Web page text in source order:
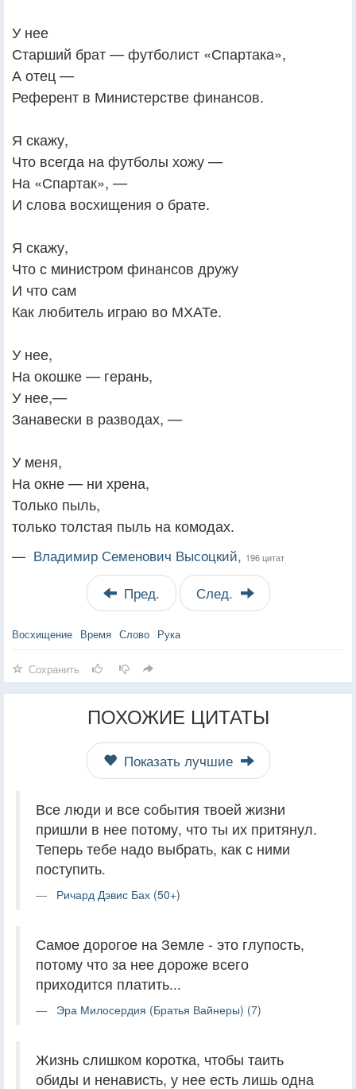
У нее
Старший брат — футболист «Спартака»,
А отец —
Референт в Министерстве финансов.
Я скажу,
Что всегда на футболы хожу —
На «Спартак», —
И слова восхищения о брате.
Я скажу,
Что с министром финансов дружу
И что сам
Как любитель играю во МХАТе.
У нее,
На окошке — герань,
У нее,—
Занавески в разводах, —
У меня,
На окне — ни хрена,
Только пыль,
только толстая пыль на комодах.
— Владимир Семенович Высоцкий, 196 цитат
Пред. След.
Восхищение Время Слово Рука
Сохранить
ПОХОЖИЕ ЦИТАТЫ
Показать лучшие
Все люди и все события твоей жизни
пришли в нее потому, что ты их притянул.
Теперь тебе надо выбрать, как с ними
поступить.
Ричард Дэвис Бах (50+)
Самое дорогое на Земле - это глупость,
потому что за нее дороже всего
приходится платить...
Эра Милосердия (Братья Вайнеры) (7)
Жизнь слишком коротка, чтобы таить
обиды и ненависть, у нее есть лишь одна